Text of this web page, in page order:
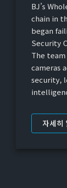
BJ’s
chain in
began
Security
The
cameras
security,
자세히